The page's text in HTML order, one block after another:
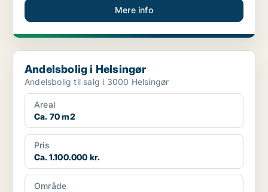
Mere info
Andelsbolig i Helsingør
Andelsbolig i Helsingør
Andelsbolig til salg i 3000 Helsingør
Areal
Ca. 70 m2
Pris
Ca. 1.100.000 kr.
Område